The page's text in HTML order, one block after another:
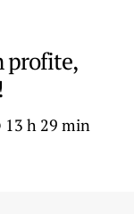
profite,
13 h 29 min